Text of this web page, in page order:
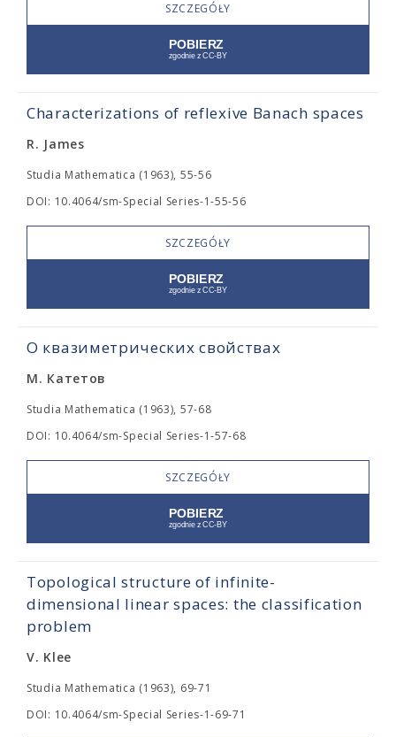
SZCZEGÓŁY
Characterizations of reflexive Banach spaces
R. James
Studia Mathematica (1963), 55-56
DOI: 10.4064/sm-Special Series-1-55-56
SZCZEGÓŁY
О квазиметрических свойствах
М. Катетов
Studia Mathematica (1963), 57-68
DOI: 10.4064/sm-Special Series-1-57-68
SZCZEGÓŁY
Topological structure of infinite-
dimensional linear spaces: the classification
problem
V. Klee
Studia Mathematica (1963), 69-71
DOI: 10.4064/sm-Special Series-1-69-71